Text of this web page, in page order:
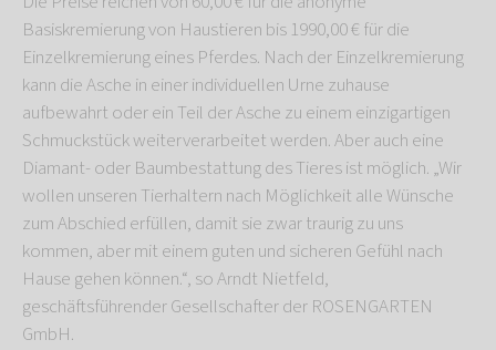
Basiskremierung von Haustieren bis 1990,00 € für die
Einzelkremierung eines Pferdes. Nach der Einzelkremierung
kann die Asche in einer individuellen Urne zuhause
aufbewahrt oder ein Teil der Asche zu einem einzigartigen
Schmuckstück weiterverarbeitet werden. Aber auch eine
Diamant- oder Baumbestattung des Tieres ist möglich. „Wir
wollen unseren Tierhaltern nach Möglichkeit alle Wünsche
zum Abschied erfüllen, damit sie zwar traurig zu uns
kommen, aber mit einem guten und sicheren Gefühl nach
Hause gehen können.“, so Arndt Nietfeld,
geschäftsführender Gesellschafter der ROSENGARTEN
GmbH.